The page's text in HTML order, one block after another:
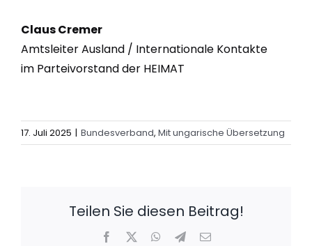
Claus Cremer
Amtsleiter Ausland / Internationale Kontakte
im Parteivorstand der HEIMAT
17. Juli 2025 | Bundesverband, Mit ungarische Übersetzung
Teilen Sie diesen Beitrag!
Facebook WhatsApp
Telegram
E-